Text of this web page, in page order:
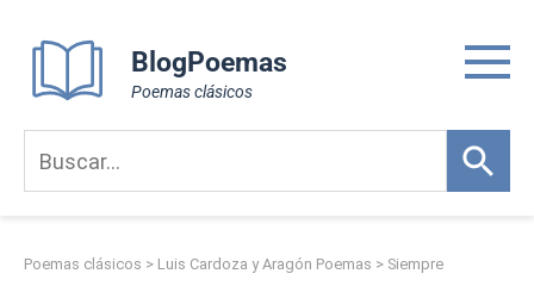
content
BlogPoemas
Poemas clásicos
Poemas clásicos > Luis Cardoza y Aragón Poemas > Siempre